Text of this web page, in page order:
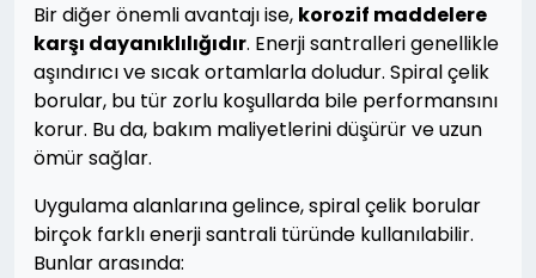
Bir diğer önemli avantajı ise, korozif maddelere
karşı dayanıklılığıdır. Enerji santralleri genellikle
aşındırıcı ve sıcak ortamlarla doludur. Spiral çelik
borular, bu tür zorlu koşullarda bile performansını
korur. Bu da, bakım maliyetlerini düşürür ve uzun
ömür sağlar.
Uygulama alanlarına gelince, spiral çelik borular
birçok farklı enerji santrali türünde kullanılabilir.
Bunlar arasında: